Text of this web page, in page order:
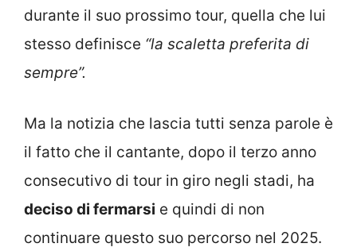
durante il suo prossimo tour, quella che lui
stesso definisce “la scaletta preferita di
sempre”.
Ma la notizia che lascia tutti senza parole è
il fatto che il cantante, dopo il terzo anno
consecutivo di tour in giro negli stadi, ha
deciso di fermarsi e quindi di non
continuare questo suo percorso nel 2025.